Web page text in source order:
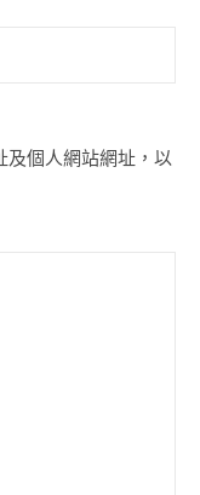
及個人網站網址，以